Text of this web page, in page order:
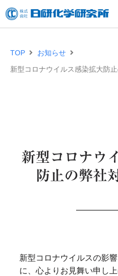
内
TOP お知らせ
新型コロナウイルス感染拡大防
新型コロナウ
防止の弊社
新型コロナウイルスの影
に、心よりお見舞い申し上